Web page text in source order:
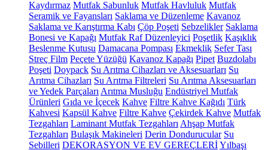
Kaydırmaz Mutfak Sabunluk Mutfak Havluluk Mutfak
Seramik ve Fayansları Saklama ve Düzenleme Kavanoz
Saklama ve Karıştırma Kabı Çöp Poşeti Sebzelikler Saklama
Bonesi ve Kapağı Mutfak Raf Düzenleyici Poşetlik Kaşıklık
Beslenme Kutusu Damacana Pompası Ekmeklik Sefer Tası
Streç Film Peçete Yüzüğü Kavanoz Kapağı Pipet Buzdolabı
Poşeti Doypack Su Arıtma Cihazları ve Aksesuarları Su
Arıtma Cihazları Su Arıtma Filtreleri Su Arıtma Aksesuarları
ve Yedek Parçaları Arıtma Musluğu Endüstriyel Mutfak
Ürünleri Gıda ve İçecek Kahve Filtre Kahve Kağıdı Türk
Kahvesi Kapsül Kahve Filtre Kahve Çekirdek Kahve Mutfak
Tezgahları Laminant Mutfak Tezgahları Ahşap Mutfak
Tezgahları Bulaşık Makineleri Derin Dondurucular Su
Sebilleri DEKORASYON VE EV GEREÇLERİYılbaşı